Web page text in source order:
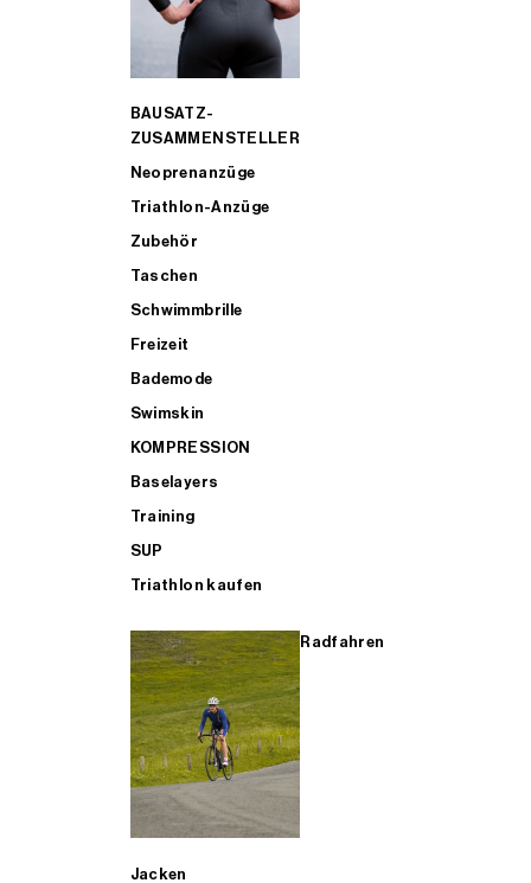
BAUSATZ-
ZUSAMMENSTELLER
Neoprenanzüge
Triathlon-Anzüge
Zubehör
Taschen
Schwimmbrille
Freizeit
Bademode
Swimskin
KOMPRESSION
Baselayers
Training
SUP
Triathlon kaufen
Radfahren
Jacken